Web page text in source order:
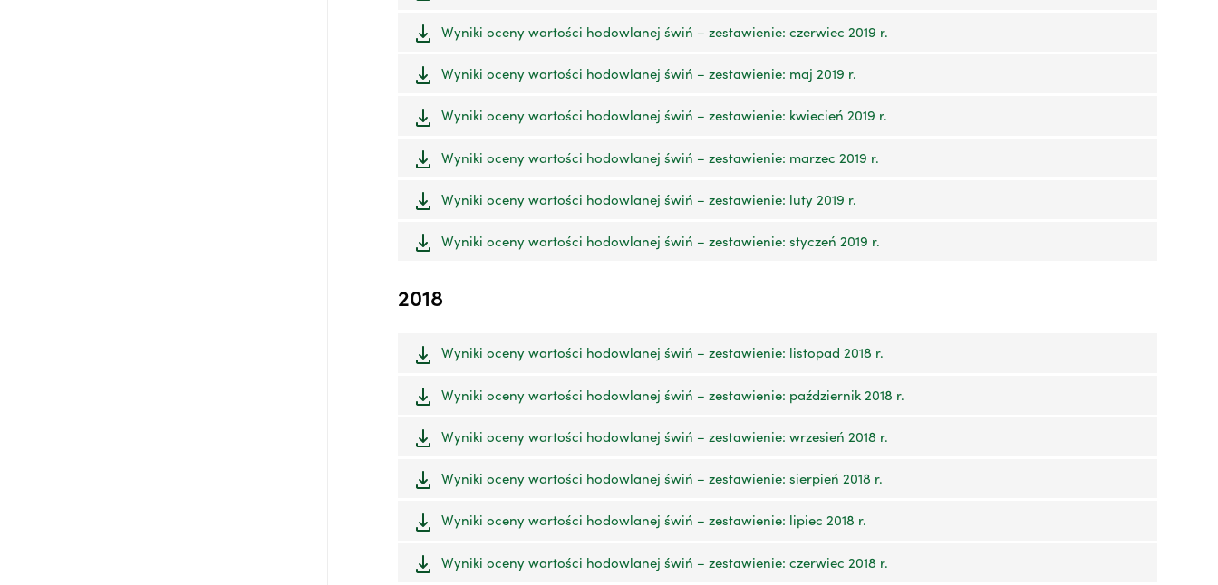
Wyniki oceny wartości hodowlanej świń – zestawienie: czerwiec 2019 r.
Wyniki oceny wartości hodowlanej świń – zestawienie: maj 2019 r.
Wyniki oceny wartości hodowlanej świń – zestawienie: kwiecień 2019 r.
Wyniki oceny wartości hodowlanej świń – zestawienie: marzec 2019 r.
Wyniki oceny wartości hodowlanej świń – zestawienie: luty 2019 r.
Wyniki oceny wartości hodowlanej świń – zestawienie: styczeń 2019 r.
2018
Wyniki oceny wartości hodowlanej świń – zestawienie: listopad 2018 r.
Wyniki oceny wartości hodowlanej świń – zestawienie: październik 2018 r.
Wyniki oceny wartości hodowlanej świń – zestawienie: wrzesień 2018 r.
Wyniki oceny wartości hodowlanej świń – zestawienie: sierpień 2018 r.
Wyniki oceny wartości hodowlanej świń – zestawienie: lipiec 2018 r.
Wyniki oceny wartości hodowlanej świń – zestawienie: czerwiec 2018 r.